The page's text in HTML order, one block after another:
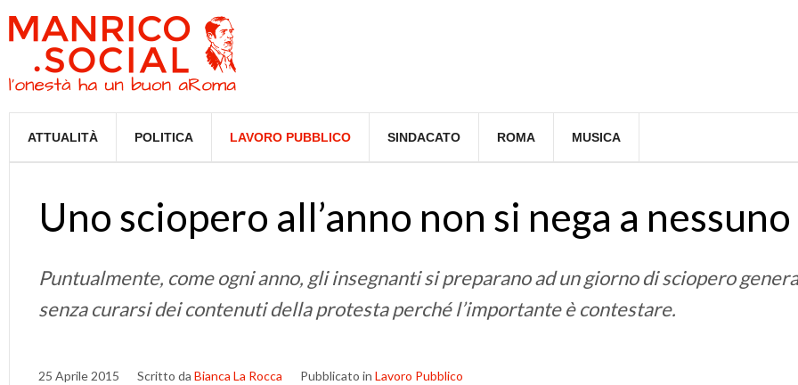
ATTUALITÀ POLITICA LAVORO PUBBLICO SINDACATO ROMA MUSICA
Uno sciopero all’anno non si nega a nessuno
Puntualmente, come ogni anno, gli insegnanti si preparano ad un giorno di sciopero
senza curarsi dei contenuti della protesta perché l’importante è contestare.
25 Aprile 2015 Scritto da Bianca La Rocca Pubblicato in Lavoro Pubblico